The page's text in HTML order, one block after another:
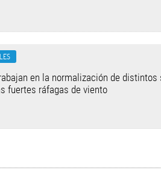
en la normalización de
fuertes ráfagas de viento